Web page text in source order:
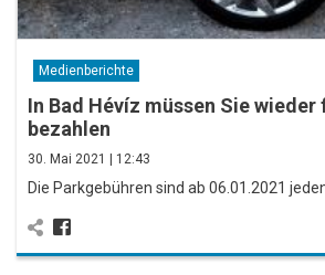
Medienberichte
In Bad Hévíz müssen Sie wieder
bezahlen
30. Mai 2021 | 12:43
Die Parkgebühren sind ab 06.01.2021